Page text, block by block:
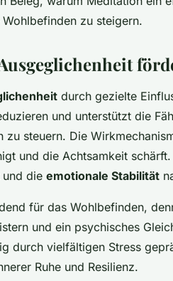
zu steigern.
durch gezielte
und unterstützt die
zu steuern. Die
und die Achtsamkeit
und die emotionale Stabilität
für das Wohlbefinden,
und ein psychisches
durch vielfältigen Stress
Ruhe und Resilienz.